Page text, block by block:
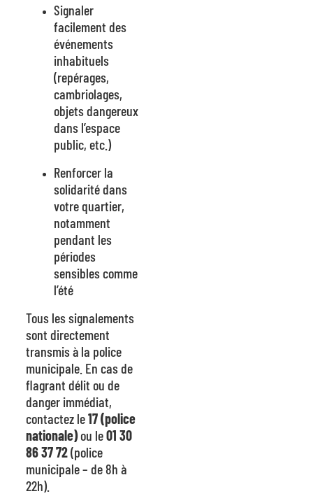
Signaler
facilement des
événements
inhabituels
(repérages,
cambriolages,
objets dangereux
dans l’espace
public, etc.)
Renforcer la
solidarité dans
votre quartier,
notamment
pendant les
périodes
sensibles comme
l’été
Tous les signalements
sont directement
transmis à la police
municipale. En cas de
flagrant délit ou de
danger immédiat,
contactez le17 (police
nationale)ou le01 30
86 37 72(police
municipale – de 8h à
22h).